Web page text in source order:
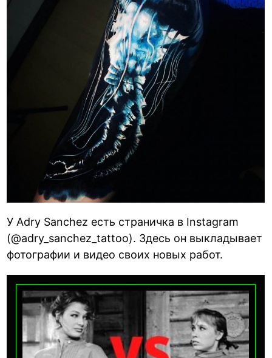
У Adry Sanchez есть страничка в Instagram
(@adry_sanchez_tattoo). Здесь он выкладывает
фотографии и видео своих новых работ.